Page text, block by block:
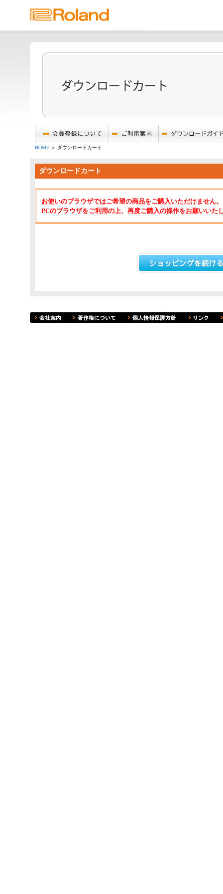
HOME ＞ ダウンロードカート
ダウンロードカート
お使いのブラウザではご希望の商品をご購入いただけません。
PCのブラウザをご利用の上、再度ご購入の操作をお願いいた